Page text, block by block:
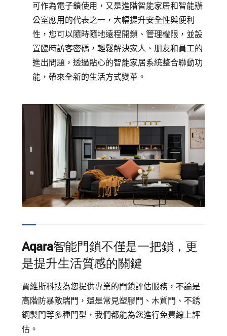
可作為電子鎖使用，又是進階智能家居和智能辦
公室應用的代表之一，大幅提升安全性與便利
性，您可以隨時隨地遠程開鎖、管理權限，並設
置臨時訪客密碼，輕鬆解決家人、朋友和員工的
進出問題，透過貼心的智能家居系統整合聯動功
能，帶來全新的生活方式變革。
Aqara智能門鎖不僅是一把鎖，更
是提升生活質感的關鍵
賈維斯科技為您提供專業的門鎖評估服務，不論是
高階防暴敵瑞門，還是常見塑膠門、木質門、不銹
鋼製門等多種門型，我們都能為您進行免費線上評
估。